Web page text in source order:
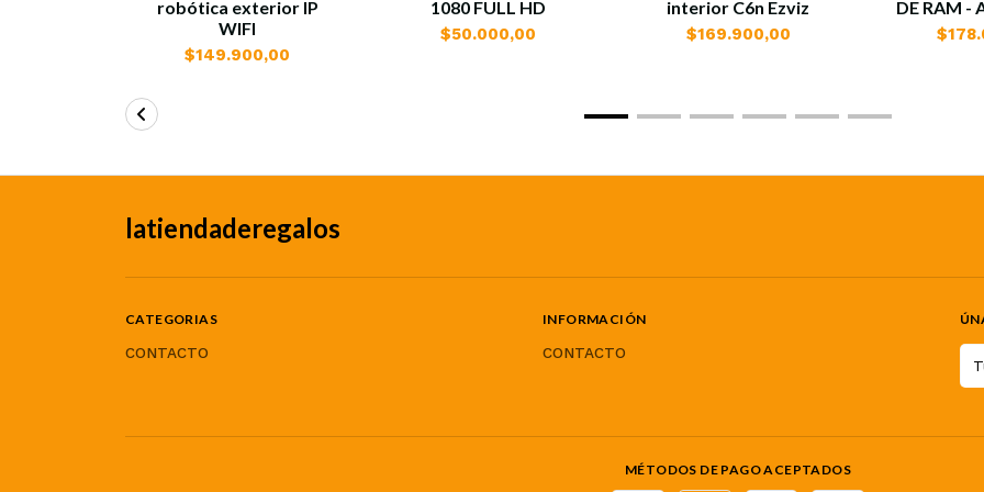
robótica exterior IP
WIFI
$149.900,00
1080 FULL HD
$50.000,00
interior C6n Ezviz
$169.900,00
DE RAM -
latiendaderegalos
CATEGORIAS
CONTACTO
INFORMACIÓN
CONTACTO
MÉTODOS DE PAGO ACEPTADOS